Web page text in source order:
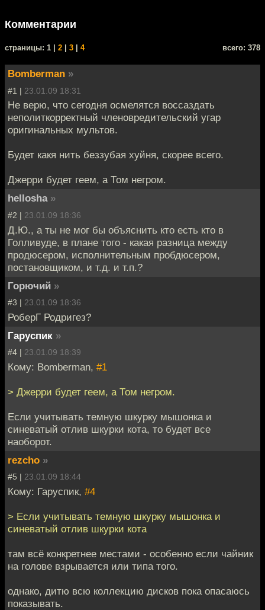
Комментарии
cтраницы: 1 | 2 3 4 всего: 378
Bomberman »
#1 | 23.01.09 18:31
Не верю, что сегодня осмелятся воссаздать
неполиткорректный членовредительский угар
оригинальных мультов.
Будет какя нить беззубая хуйня, скорее всего.
Джерри будет геем, а Том негром.
hellosha »
#2 | 23.01.09 18:36
Д.Ю., а ты не мог бы объяснить кто есть кто в
Голливуде, в плане того - какая разница между
продюсером, исполнительным пробдюсером,
постановщиком, и т.д. и т.п.?
Горючий »
#3 | 23.01.09 18:36
РоберГ Родригез?
Гаруспик »
#4 | 23.01.09 18:39
Кому: Bomberman, #1
> Джерри будет геем, а Том негром.
Если учитывать темную шкурку мышонка и
синеватый отлив шкурки кота, то будет все
наоборот.
rezcho »
#5 | 23.01.09 18:44
Кому: Гаруспик, #4
> Если учитывать темную шкурку мышонка и
синеватый отлив шкурки кота
там всё конкретнее местами - особенно если чайник
на голове взрывается или типа того.
однако, дитю всю коллекцию дисков пока опасаюсь
показывать.